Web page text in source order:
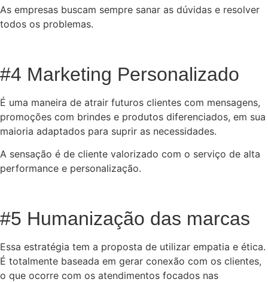
As empresas buscam sempre sanar as dúvidas e resolver
todos os problemas.
#4 Marketing Personalizado
É uma maneira de atrair futuros clientes com mensagens,
promoções com brindes e produtos diferenciados, em sua
maioria adaptados para suprir as necessidades.
A sensação é de cliente valorizado com o serviço de alta
performance e personalização.
#5 Humanização das marcas
Essa estratégia tem a proposta de utilizar empatia e ética.
É totalmente baseada em gerar conexão com os clientes,
o que ocorre com os atendimentos focados nas